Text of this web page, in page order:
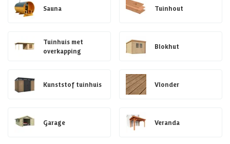
Sauna Tuinhout
Tuinhuis met
overkapping
Blokhut
Kunststof tuinhuis Vlonder
Garage Veranda